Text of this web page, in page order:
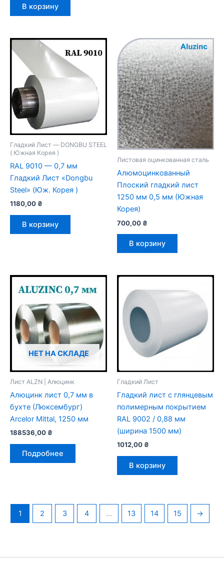
В корзину
Гладкий Лист — DONGBU STEEL
( Южная Корея )
RAL 9010 — 0,7 мм
Гладкий Лист «Dongbu
Steel» (Юж. Корея )
1180,00 ₴
В корзину
Листовая оцинкованная сталь
Алюмоцинкованный
Плоский гладкий лист
1250 мм 0,5 мм (Южная
Корея)
700,00 ₴
В корзину
НЕТ НА СКЛАДЕ
Лист ALZN | Алюцинк
Алюцинк лист 0,7 мм в
бухте (Люксембург)
Arcelor Mittal, 1250 мм
188536,00 ₴
Подробнее
Гладкий Лист
Гладкий лист с глянцевым
полимерным покрытием
RAL 9002 / 0,88 мм
(ширина 1500 мм)
1012,00 ₴
В корзину
1 2 3 4 ... 13 14 15 →